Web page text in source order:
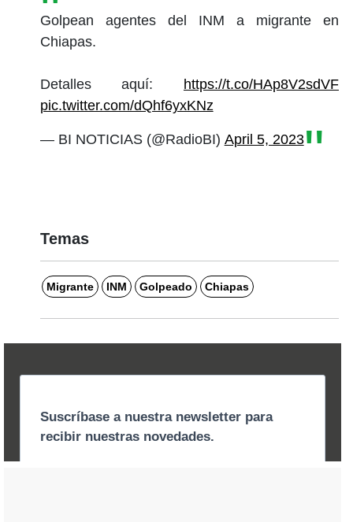
Golpean agentes del INM a migrante en
Chiapas.
Detalles aquí: https://t.co/HAp8V2sdVF
pic.twitter.com/dQhf6yxKNz
— BI NOTICIAS (@RadioBI) April 5, 2023
Temas
Migrante INM Golpeado Chiapas